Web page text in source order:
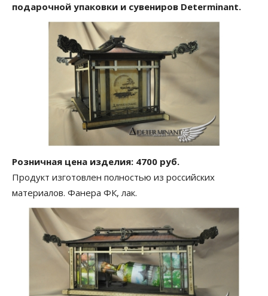
подарочной упаковки и сувениров Determinant.
Розничная цена изделия: 4700 руб.
Продукт изготовлен полностью из российских
материалов. Фанера ФК, лак.